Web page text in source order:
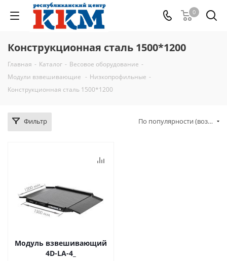
0
Конструкционная сталь 1500*1200
Главная - Каталог - Весовое оборудование -
Модули взвешивающие - Низкопрофильные -
Конструкционная сталь 1500*1200
Фильтр По популярности (возрастание)
Модуль взвешивающий
4D-LA-4_